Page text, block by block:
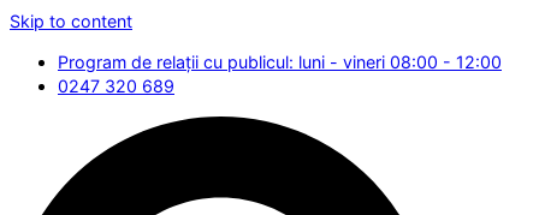
Skip to content
Program de relații cu publicul: luni - vineri 08:00 - 12:00
0247 320 689